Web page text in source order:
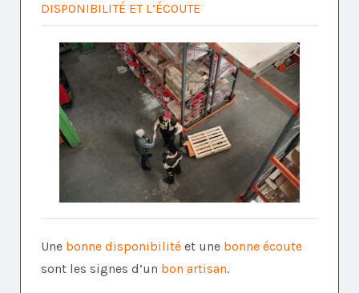
DISPONIBILITÉ ET L’ÉCOUTE
Une bonne disponibilité et une bonne écoute
sont les signes d’un bon artisan.